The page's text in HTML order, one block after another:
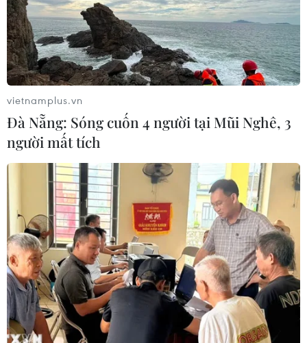
vietnamplus.vn
Đà Nẵng: Sóng cuốn 4 người tại Mũi Nghê, 3
người mất tích